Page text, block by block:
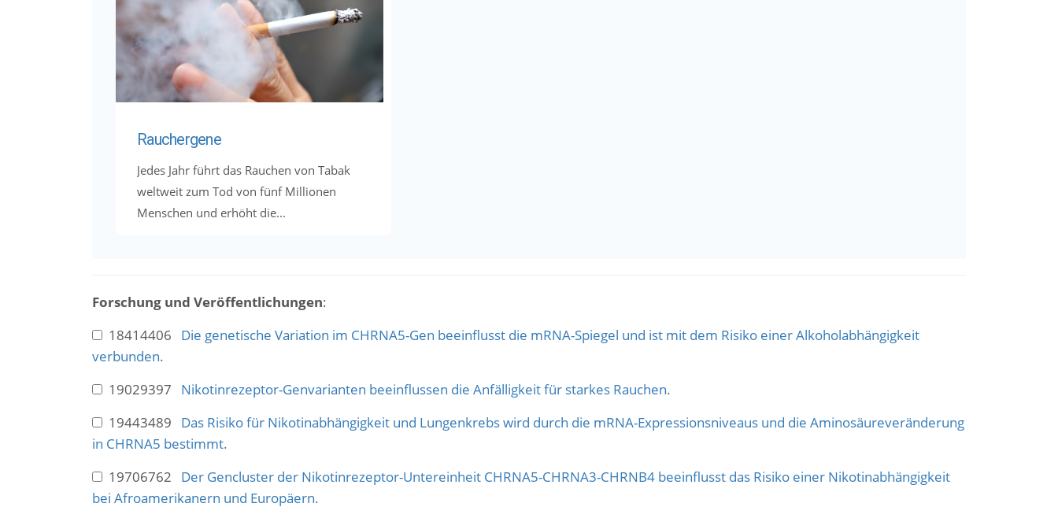
Rauchergene
Jedes Jahr führt das Rauchen von Tabak
weltweit zum Tod von fünf Millionen
Menschen und erhöht die...
Forschung und Veröffentlichungen:
18414406 Die genetische Variation im CHRNA5-Gen beeinflusst die mRNA-Spiegel und ist mit dem Risiko einer Alkoholabhängigkeit
verbunden.
19029397 Nikotinrezeptor-Genvarianten beeinflussen die Anfälligkeit für starkes Rauchen.
19443489 Das Risiko für Nikotinabhängigkeit und Lungenkrebs wird durch die mRNA-Expressionsniveaus und die Aminosäureveränderung
in CHRNA5 bestimmt.
19706762 Der Gencluster der Nikotinrezeptor-Untereinheit CHRNA5-CHRNA3-CHRNB4 beeinflusst das Risiko einer Nikotinabhängigkeit
bei Afroamerikanern und Europäern.